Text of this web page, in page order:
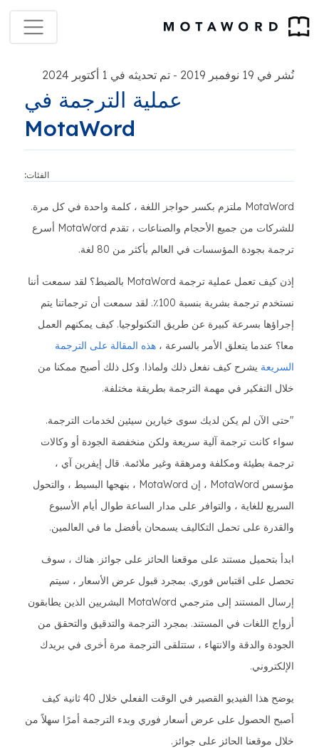
نُشر في 19 نوفمبر 2019 - تم تحديثه في 1 أكتوبر 2024
عملية الترجمة في
MotaWord
الفئات:
MotaWord ملتزم بكسر حواجز اللغة ، كلمة واحدة في كل مرة.
للشركات من جميع الأحجام والصناعات ، تقدم MotaWord أسرع
ترجمة بجودة المؤسسات في العالم بأكثر من 80 لغة.
إذن كيف تعمل عملية ترجمة MotaWord بالضبط؟ لقد سمعت أننا
نستخدم ترجمة بشرية بنسبة 100٪. لقد سمعت أن ترجماتنا يتم
إجراؤها بسرعة كبيرة عن طريق التكنولوجيا. كيف يمكنهم العمل
معا؟ عندما يتعلق الأمر بالسرعة ، هذه المقالة على الترجمة
السريعة يشرح كيف نفعل ذلك ولماذا. وكل ذلك أصبح ممكنا من
خلال التفكير في مهمة الترجمة بطريقة مختلفة.
"حتى الآن لم يكن لديك سوى خيارين سيئين لخدمات الترجمة.
سواء كانت ترجمة آلية سريعة ولكن منخفضة الجودة أو وكالات
ترجمة بطيئة ومكلفة ومرهقة وغير ملائمة. قال إيفرين آي ،
مؤسس MotaWord ، إن MotaWord ، بنهجها البسيط ، والتحول
السريع للغاية ، والتوافر على مدار الساعة طوال أيام الأسبوع
والقدرة على تحمل التكاليف يسمحان بأفضل ما في العالمين.
ابدأ بتحميل مستند على موقعنا الحائز على جوائز. هناك ، سوف
تحصل على اقتباس فوري. بمجرد قبول عرض الأسعار ، سيتم
إرسال المستند إلى مترجمي MotaWord البشريين الذين يطابقون
أزواج اللغات في المستند. بمجرد الترجمة والتدقيق والتحقق من
الجودة والدقة والانتهاء ، ستتلقى الترجمة مرة أخرى في بريدك
الإلكتروني.
يوضح هذا الفيديو القصير في الوقت الفعلي خلال 40 ثانية كيف
أصبح الحصول على عرض أسعار فوري وبدء الترجمة أمرًا سهلاً من
خلال موقعنا الحائز على جوائز.